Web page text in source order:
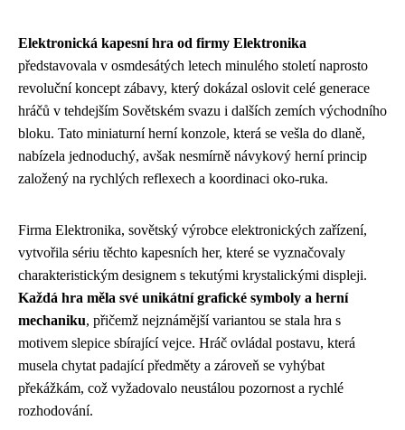
Elektronická kapesní hra od firmy Elektronika
představovala v osmdesátých letech minulého století naprosto
revoluční koncept zábavy, který dokázal oslovit celé generace
hráčů v tehdejším Sovětském svazu i dalších zemích východního
bloku. Tato miniaturní herní konzole, která se vešla do dlaně,
nabízela jednoduchý, avšak nesmírně návykový herní princip
založený na rychlých reflexech a koordinaci oko-ruka.
Firma Elektronika, sovětský výrobce elektronických zařízení,
vytvořila sériu těchto kapesních her, které se vyznačovaly
charakteristickým designem s tekutými krystalickými displeji.
Každá hra měla své unikátní grafické symboly a herní
mechaniku, přičemž nejznámější variantou se stala hra s
motivem slepice sbírající vejce. Hráč ovládal postavu, která
musela chytat padající předměty a zároveň se vyhýbat
překážkám, což vyžadovalo neustálou pozornost a rychlé
rozhodování.